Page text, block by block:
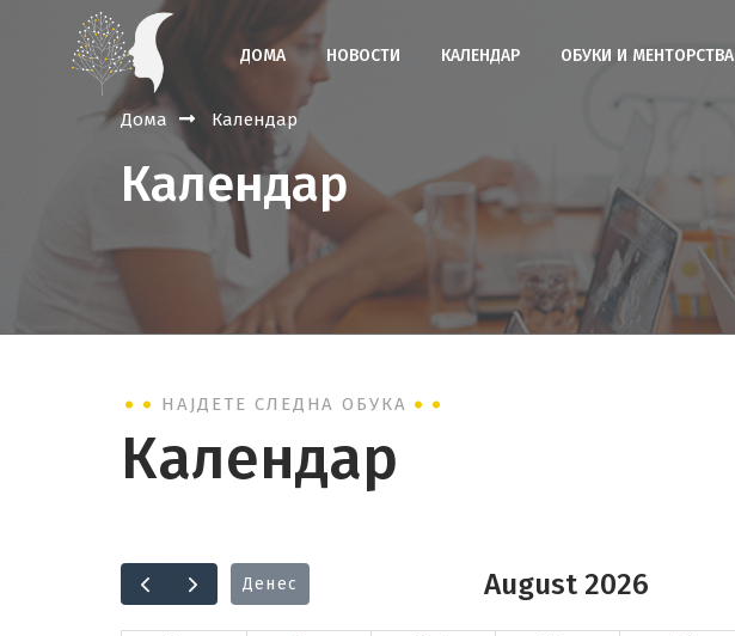
ДОМА НОВОСТИ КАЛЕНДАР ОБУКИ И МЕНТОРСТВА
Дома Календар
Календар
НАЈДЕТЕ СЛЕДНА ОБУКА
Календар
Денес August 2026